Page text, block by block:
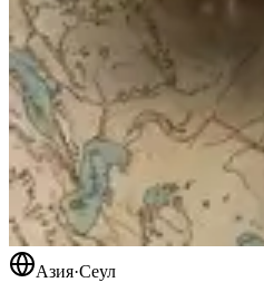
Азия·Сеул